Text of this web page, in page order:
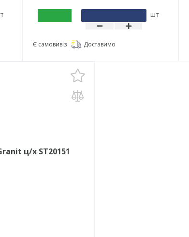
шт
Є самовивіз Доставимо
ц/х ST20151